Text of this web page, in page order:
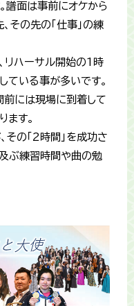
譜面は事前にオケから
その先の「仕事」の練
リハーサル開始の1時
ている事が多いです。
には現場に到着して
ます。
の「2時間」を成功さ
ぶ練習時間や曲の勉